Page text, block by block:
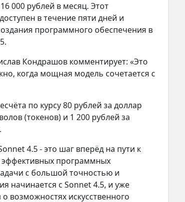
000 рублей в месяц. Этот
в течение пяти дней и
программного обеспечения в
Кондрашов комментирует: «Это
когда мощная модель сочетается с
по курсу 80 рублей за доллар
(токенов) и 1 200 рублей за
4.5 - это шаг вперёд на пути к
программных
с большой точностью и
начинается с Sonnet 4.5, и уже
возможностях искусственного